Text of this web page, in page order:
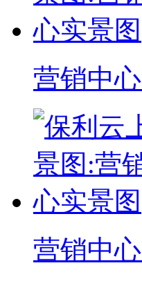
营销中
营销中